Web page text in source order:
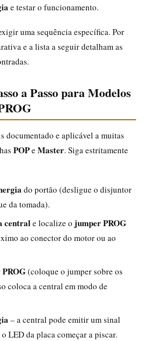
e testar o funcionamento.
uma sequência específica. Por
e a lista a seguir detalham as
a Passo para Modelos
documentado e aplicável a muitas
POPe Master. Siga estritamente
do portão (desligue o disjuntor
da tomada).
centrale localize o jumper PROG
ao conector do motor ou ao
(coloque o jumper sobre os
coloca a central em modo de
– a central pode emitir um sinal
LED da placa começar a piscar.